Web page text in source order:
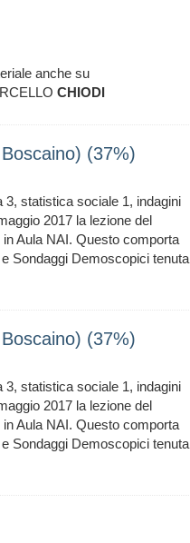
anche su
CHIODI
(37%)
statistica sociale 1, indagini
2017 la lezione del
Aula NAI. Questo comporta
Sondaggi Demoscopici tenuta
(37%)
statistica sociale 1, indagini
2017 la lezione del
Aula NAI. Questo comporta
Sondaggi Demoscopici tenuta